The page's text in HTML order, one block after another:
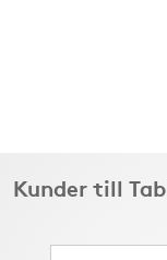
Kunder till